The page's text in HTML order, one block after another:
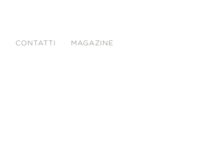
CONTATTI MAGAZINE